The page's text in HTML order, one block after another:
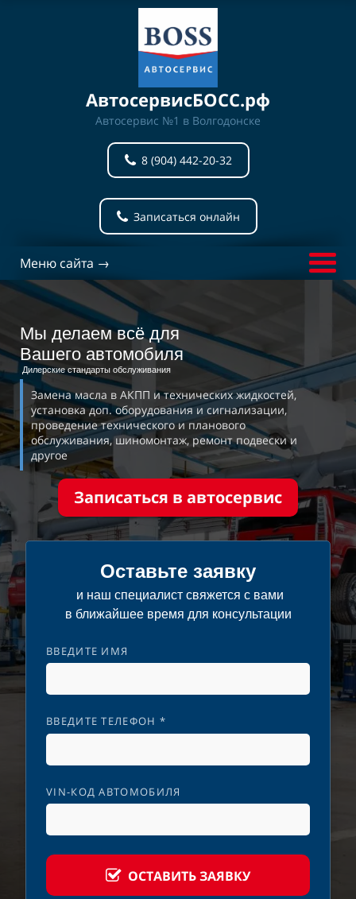
АвтосервисБОСС.рф
Автосервис №1 в Волгодонске
8 (904) 442-20-32
Записаться онлайн
Меню сайта →
Мы делаем всё для
Вашего автомобиля
Дилерские стандарты обслуживания
Замена масла в АКПП и технических жидкостей,
установка доп. оборудования и сигнализации,
проведение технического и планового
обслуживания, шиномонтаж, ремонт подвески и
другое
Записаться в автосервис
Оставьте заявку
и наш специалист свяжется с вами
в ближайшее время для консультации
ВВЕДИТЕ ИМЯ
ВВЕДИТЕ ТЕЛЕФОН *
VIN-КОД АВТОМОБИЛЯ
ОСТАВИТЬ ЗАЯВКУ